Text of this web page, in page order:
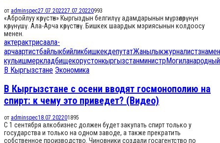
от adminspec27.07.202227.07.20220993
«Абройлуу көрүстөн» Кыргыздын белгилүү адамдарынын мүрзөлөрүнүн
көрүнүшү. Ала-Арча көрүстөнү. Бишкек шаардык мэриясынын колдоосу
менен.
актерактрисаала-
арчаартистбайлыкбийликбишкекдепутатЖанылыкжурналист
кульишмеркладбищекорустонкыргызстанминистрМогиланародный
В Кыргызстане Экономика
В Кыргызстане с осени вводят госмонополию на
спирт: к чему это приведет? (Видео)
от adminspec18.07.202201895
С 1 сентября алкобизнес должен будет закупать спирт только у
государства и только на одном заводе, а также прекратить
собственное производство. Чиновники создали госагентство по